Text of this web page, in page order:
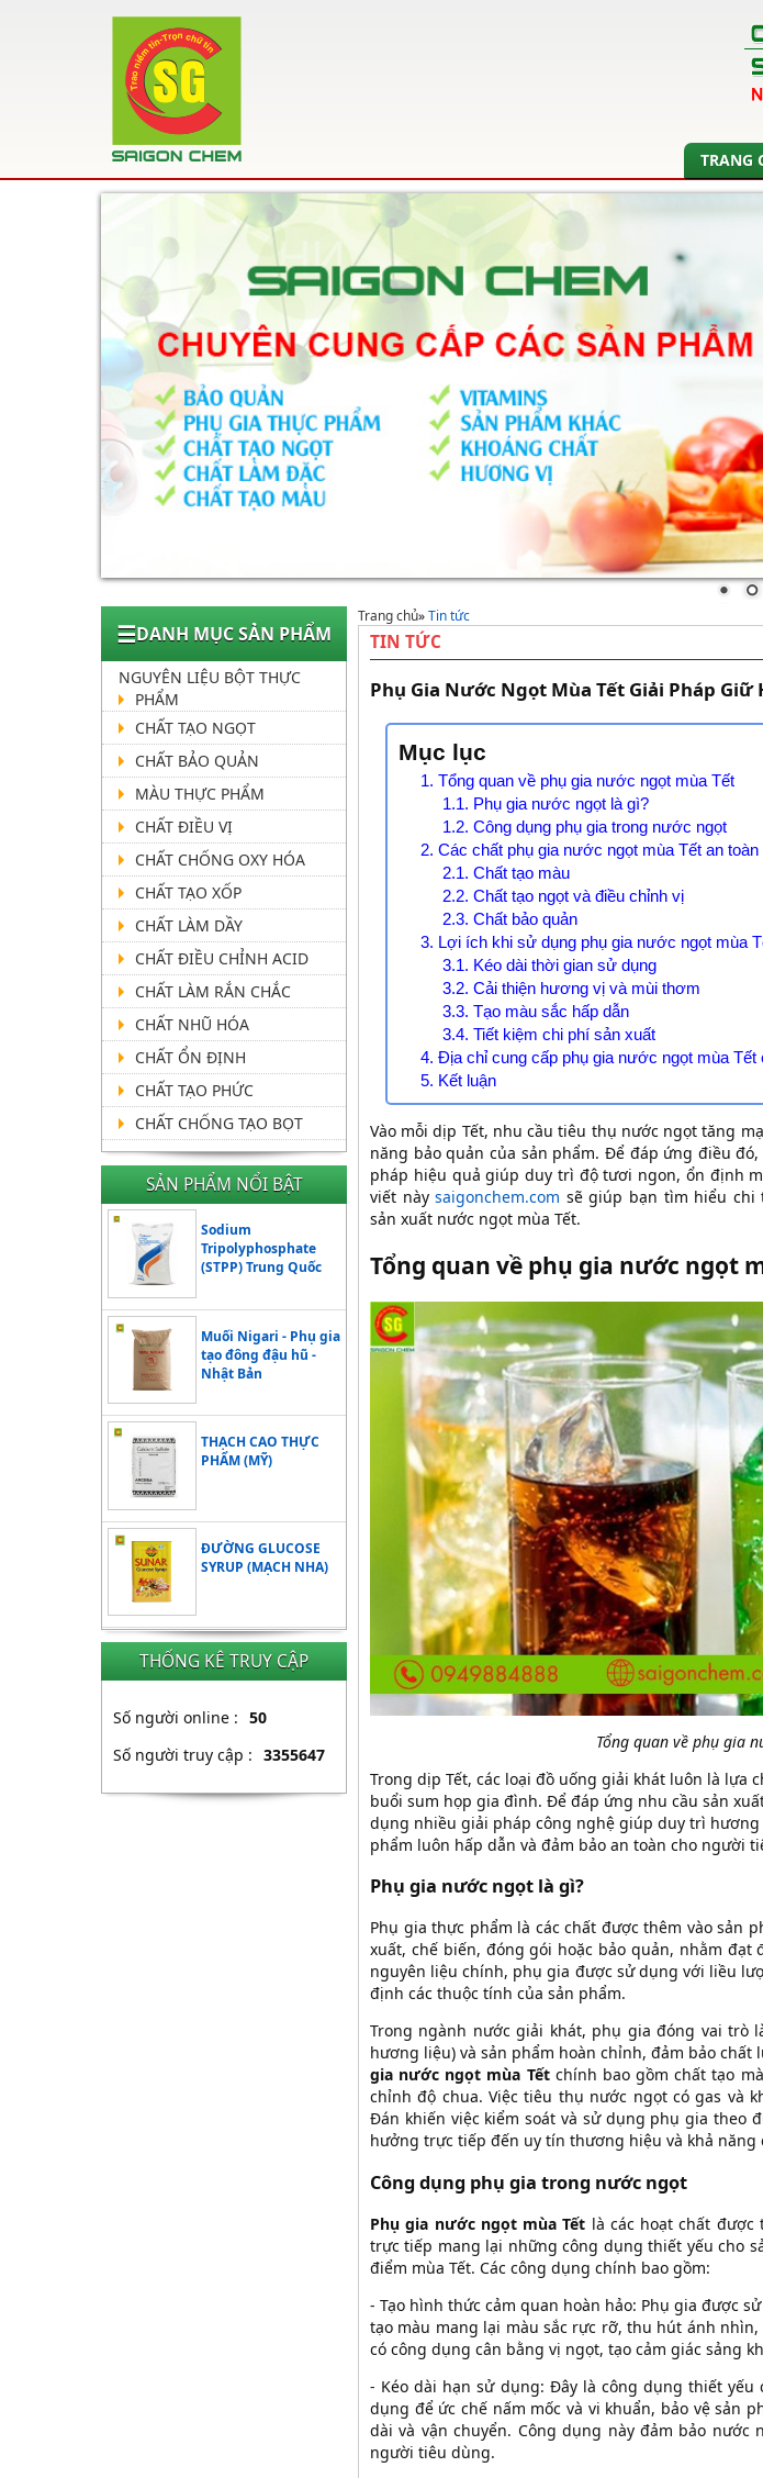
TRANG
☰DANH MỤC SẢN PHẨM
NGUYÊN LIỆU BỘT THỰC
PHẨM
CHẤT TẠO NGỌT
CHẤT BẢO QUẢN
MÀU THỰC PHẨM
CHẤT ĐIỀU VỊ
CHẤT CHỐNG OXY HÓA
CHẤT TẠO XỐP
CHẤT LÀM DẦY
CHẤT ĐIỀU CHỈNH ACID
CHẤT LÀM RẮN CHẮC
CHẤT NHŨ HÓA
CHẤT ỔN ĐỊNH
CHẤT TẠO PHỨC
CHẤT CHỐNG TẠO BỌT
SẢN PHẨM NỔI BẬT
Sodium
Tripolyphosphate
(STPP) Trung Quốc
Muối Nigari - Phụ gia
tạo đông đậu hũ -
Nhật Bản
THẠCH CAO THỰC
PHẨM (MỸ)
ĐƯỜNG GLUCOSE
SYRUP (MẠCH NHA)
THỐNG KÊ TRUY CẬP
Số người online : 50
Số người truy cập : 3355647
Trang chủ»Tin tức
TIN TỨC
Phụ Gia Nước Ngọt Mùa Tết Giải Pháp
Mục lục
1. Tổng quan về phụ gia nước ngọt mùa Tết
1.1. Phụ gia nước ngọt là gì?
1.2. Công dụng phụ gia trong nước ngọt
2. Các chất phụ gia nước ngọt mùa Tết an toàn
2.1. Chất tạo màu
2.2. Chất tạo ngọt và điều chỉnh vị
2.3. Chất bảo quản
3. Lợi ích khi sử dụng phụ gia nước ngọt mùa
3.1. Kéo dài thời gian sử dụng
3.2. Cải thiện hương vị và mùi thơm
3.3. Tạo màu sắc hấp dẫn
3.4. Tiết kiệm chi phí sản xuất
4. Địa chỉ cung cấp phụ gia nước ngọt mùa Tết
5. Kết luận
Vào mỗi dịp Tết, nhu cầu tiêu thụ nước ngọt tăng
năng bảo quản của sản phẩm. Để đáp ứng điều đó,
pháp hiệu quả giúp duy trì độ tươi ngon, ổn định
viết nàysaigonchem.com sẽ giúp bạn tìm hiểu chi
sản xuất nước ngọt mùa Tết.
Tổng quan về phụ gia nước ngọt
Tổng quan về phụ gia
Trong dịp Tết, các loại đồ uống giải khát luôn là lựa
buổi sum họp gia đình. Để đáp ứng nhu cầu sản
dụng nhiều giải pháp công nghệ giúp duy trì
phẩm luôn hấp dẫn và đảm bảo an toàn cho người
Phụ gia nước ngọt là gì?
Phụ gia thực phẩm là các chất được thêm vào sản
xuất, chế biến, đóng gói hoặc bảo quản, nhằm
nguyên liệu chính, phụ gia được sử dụng với liều
định các thuộc tính của sản phẩm.
Trong ngành nước giải khát, phụ gia đóng vai trò
hương liệu) và sản phẩm hoàn chỉnh, đảm bảo chất
gia nước ngọt mùa Tếtchính bao gồm chất tạo
chỉnh độ chua. Việc tiêu thụ nước ngọt có gas và
Đán khiến việc kiểm soát và sử dụng phụ gia theo
hưởng trực tiếp đến uy tín thương hiệu và khả năng
Công dụng phụ gia trong nước ngọt
Phụ gia nước ngọt mùa Tết là các hoạt chất
trực tiếp mang lại những công dụng thiết yếu cho
điểm mùa Tết. Các công dụng chính bao gồm:
- Tạo hình thức cảm quan hoàn hảo: Phụ gia được
tạo màu mang lại màu sắc rực rỡ, thu hút ánh
có công dụng cân bằng vị ngọt, tạo cảm giác sảng
- Kéo dài hạn sử dụng: Đây là công dụng thiết yếu
dụng để ức chế nấm mốc và vi khuẩn, bảo vệ sản
dài và vận chuyển. Công dụng này đảm bảo
người tiêu dùng.